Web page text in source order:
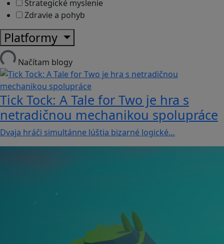
Strategické myslenie
Zdravie a pohyb
Platformy
Načítam blogy
Tick Tock: A Tale for Tw‪o je hra s
netradičnou mechanikou spolupráce
Dvaja hráči simultánne lúštia bizarné logické…